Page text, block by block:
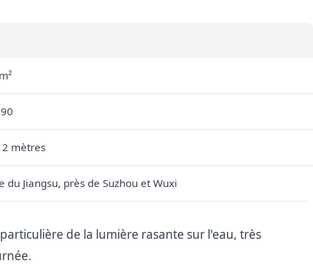
2 mètres
du Jiangsu, près de Suzhou et Wuxi
de la lumière rasante sur l'eau, très